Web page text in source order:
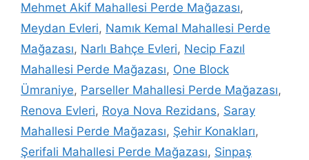
Mehmet Akif Mahallesi Perde Mağazası,
Meydan Evleri, Namık Kemal Mahallesi Perde
Mağazası, Narlı Bahçe Evleri, Necip Fazıl
Mahallesi Perde Mağazası, One Block
Ümraniye, Parseller Mahallesi Perde Mağazası,
Renova Evleri, Roya Nova Rezidans, Saray
Mahallesi Perde Mağazası, Şehir Konakları,
Şerifali Mahallesi Perde Mağazası, Sinpaş